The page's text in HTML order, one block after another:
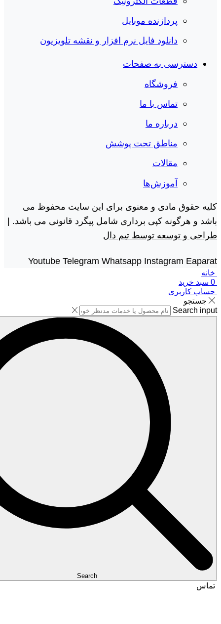
پردازنده موبایل
دانلود فایل نرم افزار و نقشه تلویزیون
دسترسی به صفحات
فروشگاه
تماس با ما
درباره ما
مناطق تحت پوشش
مقالات
آموزش‌ها
کلیه حقوق مادی و معنوی برای این سایت محفوظ می
باشد و هرگونه کپی برداری شامل پیگرد قانونی می باشد. |
طراحی و توسعه توسط تیم دال
Youtube Telegram Whatsapp Instagram Eaparat
خانه
0 سبد خرید
حساب کاربری
جستجو
Search input
Search
تماس